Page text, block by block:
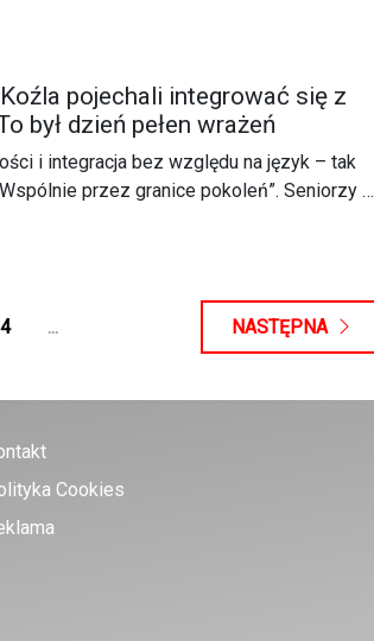
pojechali integrować się z
był dzień pełen wrażeń
i integracja bez względu na język – tak
przez granice pokoleń”. Seniorzy z
wrażeń i dobrych emocji.
4 ... NASTĘPNA
Cookies